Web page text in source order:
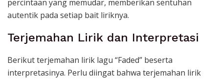
percintaan yang memudar, memberikan sentuhan
autentik pada setiap bait liriknya.
Terjemahan Lirik dan Interpretasi
Berikut terjemahan lirik lagu “Faded” beserta
interpretasinya. Perlu diingat bahwa terjemahan lirik